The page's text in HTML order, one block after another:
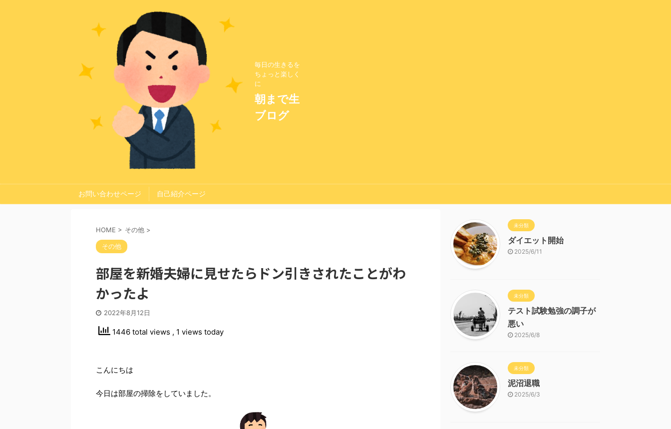
毎日の生きるを
ちょっと楽しく
に
朝まで生
ブログ
お問い合わせページ 自己紹介ページ
HOME > その他 >
その他
部屋を新婚夫婦に見せたらドン引きされたことがわ
かったよ
2022年8月12日
1446 total views , 1 views today
こんにちは
今日は部屋の掃除をしていました。
未分類
ダイエット開始
2025/6/11
未分類
テスト試験勉強の調子が
悪い
2025/6/8
未分類
泥沼退職
2025/6/3